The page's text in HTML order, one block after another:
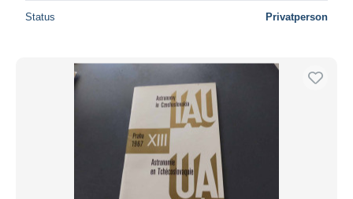
Status Privatperson